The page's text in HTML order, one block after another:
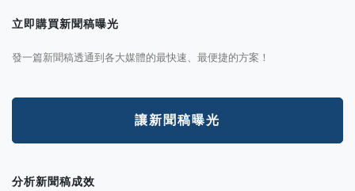
立即購買新聞稿曝光
發一篇新聞稿透通到各大媒體的最快速、最便捷的方案！
讓新聞稿曝光
分析新聞稿成效